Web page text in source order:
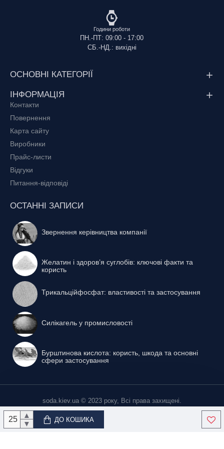
▲
▼
ДО КОШИКА
Наша мета не тільки забезпечити низький рівень ціни, а й
надати найбільш комфортні умови отримання товару. Ваше
замовлення буде оброблено і виконано в найкоротші
терміни, звертайтеся:
Години роботи
ПН.-ПТ: 09:00 - 17:00
СБ.-НД.: вихідні
ОСНОВНІ КАТЕГОРІЇ
ІНФОРМАЦІЯ
Контакти
Повернення
Карта сайту
Виробники
Прайс-листи
Відгуки
Питання-відповіді
ОСТАННІ ЗАПИСИ
Звернення керівництва компанії
Желатин і здоров’я суглобів: ключові факти та
користь
Трикальційфосфат: властивості та застосування
Силікагель у промисловості
Бурштинова кислота: користь, шкода та основні
сфери застосування
soda.kiev.ua © 2023 року, Всі права захищені.